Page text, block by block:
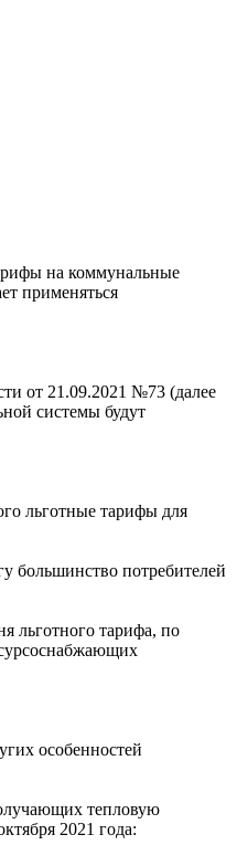
на коммунальные
применяться
от 21.09.2021 №73 (далее
системы будут
льготные тарифы для
большинство потребителей
льготного тарифа, по
особенностей
тепловую
2021 года: